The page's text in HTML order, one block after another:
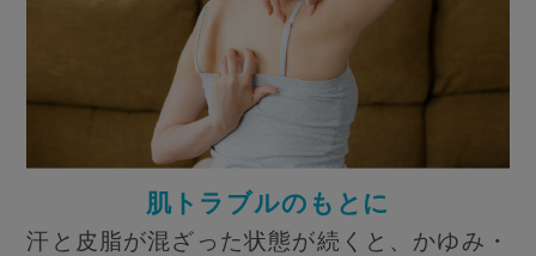
肌トラブルのもとに
汗と皮脂が混ざった状態が続くと、かゆみ・